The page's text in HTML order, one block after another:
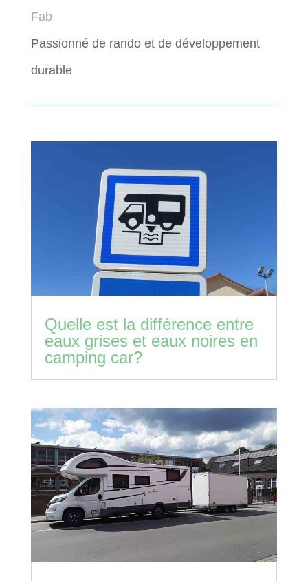
Fab
Passionné de rando et de développement
durable
Quelle est la différence entre
eaux grises et eaux noires en
camping car?